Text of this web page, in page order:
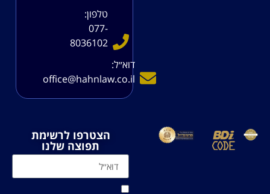
טלפון:
077-
8036102
דוא׳׳ל:
office@hahnlaw.co.il
הצטרפו לרשימת
תפוצה שלנו